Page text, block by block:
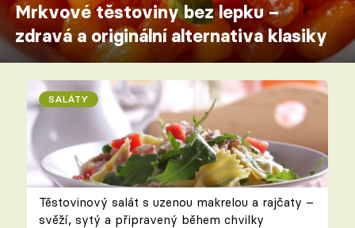
Mrkvové těstoviny bez lepku –
zdravá a originální alternativa klasiky
SALÁTY
Těstovinový salát s uzenou makrelou a rajčaty –
svěží, sytý a připravený během chvilky